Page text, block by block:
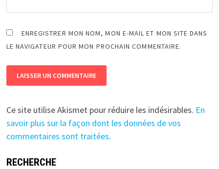
ENREGISTRER MON NOM, MON E-MAIL ET MON SITE DANS
LE NAVIGATEUR POUR MON PROCHAIN COMMENTAIRE.
Ce site utilise Akismet pour réduire les indésirables. En
savoir plus sur la façon dont les données de vos
commentaires sont traitées.
RECHERCHE